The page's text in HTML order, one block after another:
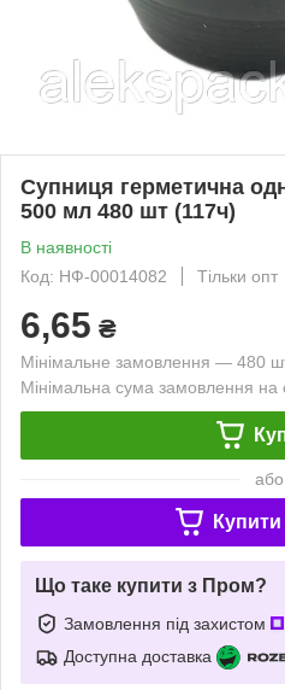
Супниця герметична
500 мл 480 шт (117ч)
В наявності
Код: НФ-00014082
Тільки опт
6,65 ₴
Мінімальне замовлення — 480
Мінімальна сума замовлення на
або
Купити
Що таке купити з Пром?
Замовлення під захистом
Доступна доставка